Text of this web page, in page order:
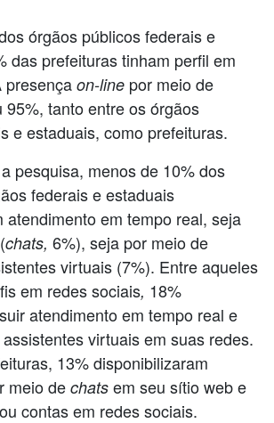
órgãos públicos federais e
das prefeituras tinham perfil em
presença on-line por meio de
95%, tanto entre os órgãos
e estaduais, como prefeituras.
pesquisa, menos de 10% dos
federais e estaduais
atendimento em tempo real, seja
chats, 6%), seja por meio de
virtuais (7%). Entre aqueles
em redes sociais, 18%
atendimento em tempo real e
virtuais em suas redes.
13% disponibilizaram
meio de chats em seu sítio web e
contas em redes sociais.